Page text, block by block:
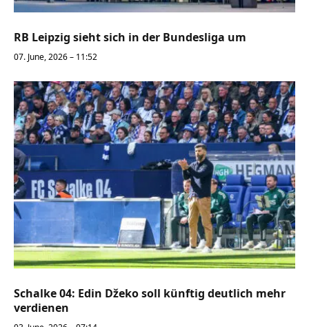
RB Leipzig sieht sich in der Bundesliga um
07. June, 2026 – 11:52
Schalke 04: Edin Džeko soll künftig deutlich mehr
verdienen